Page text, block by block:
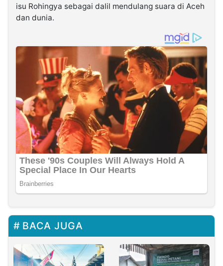
isu Rohingya sebagai dalil mendulang suara di Aceh
dan dunia.
BACA JUGA